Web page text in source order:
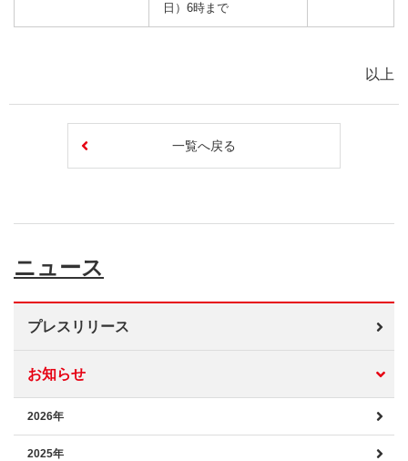
日）6時まで
以上
一覧へ戻る
ニュース
プレスリリース
お知らせ
2026年
2025年